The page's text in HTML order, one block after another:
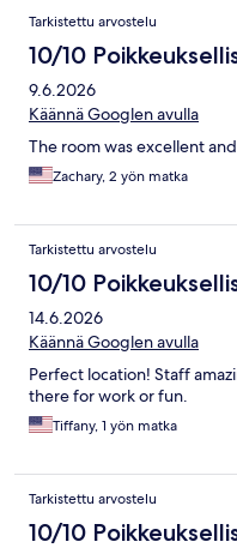
Tarkistettu arvostelu
10/10
9.6.2026
Käännä Googlen avulla
The room was excellent
Zachary, 2 yön matka
Tarkistettu arvostelu
10/10
14.6.2026
Käännä Googlen avulla
Perfect location! Staff
there for work or fun.
Tiffany, 1 yön matka
Tarkistettu arvostelu
10/10